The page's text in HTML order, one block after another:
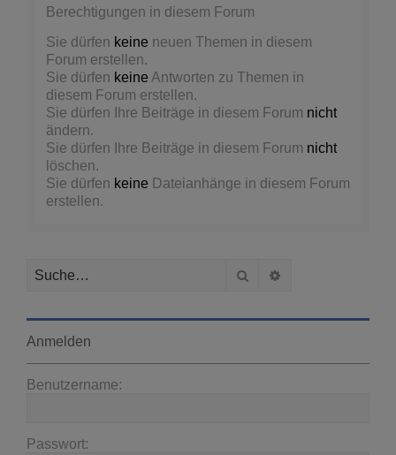
Berechtigungen in diesem Forum
Sie dürfen keine neuen Themen in diesem
Forum erstellen.
Sie dürfen keine Antworten zu Themen in
diesem Forum erstellen.
Sie dürfen Ihre Beiträge in diesem Forum nicht
ändern.
Sie dürfen Ihre Beiträge in diesem Forum nicht
löschen.
Sie dürfen keine Dateianhänge in diesem Forum
erstellen.
Suche
Anmelden
Benutzername:
Passwort: